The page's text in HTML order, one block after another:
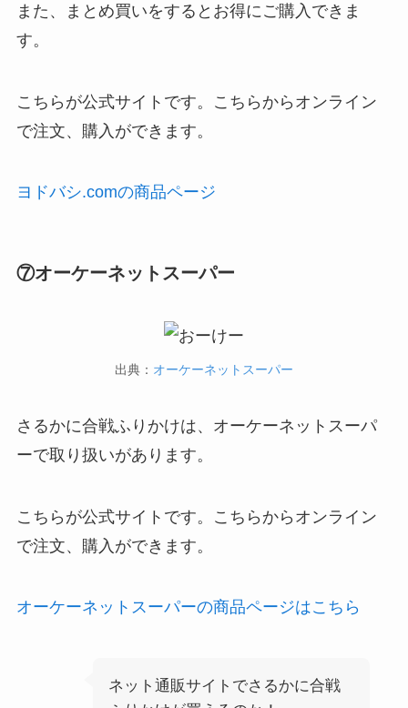
また、まとめ買いをするとお得にご購入できま
す。
こちらが公式サイトです。こちらからオンライン
で注文、購入ができます。
ヨドバシ.comの商品ページ
⑦オーケーネットスーパー
出典： オーケーネットスーパー
さるかに合戦ふりかけは、オーケーネットスーパ
ーで取り扱いがあります。
こちらが公式サイトです。こちらからオンライン
で注文、購入ができます。
オーケーネットスーパーの商品ページはこちら
ネット通販サイトでさるかに合戦